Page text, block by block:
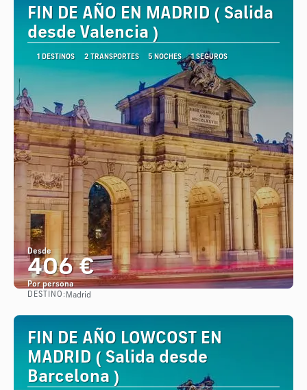
FIN DE AÑO EN MADRID ( Salida
desde Valencia )
1 DESTINOS 2 TRANSPORTES 5 NOCHES 1 SEGUROS
Desde
406 €
Por persona
DESTINO: Madrid
FIN DE AÑO LOWCOST EN
MADRID ( Salida desde
Barcelona )